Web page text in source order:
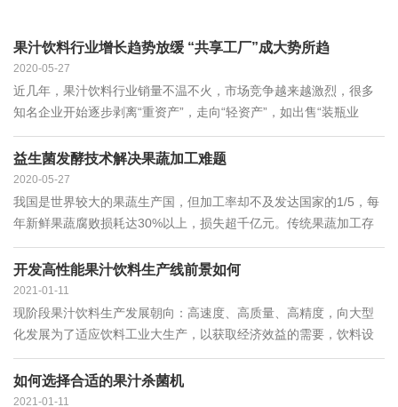
果汁饮料行业增长趋势放缓 “共享工厂”成大势所趋
2020-05-27
近几年，果汁饮料行业销量不温不火，市场竞争越来越激烈，很多
知名企业开始逐步剥离“重资产”，走向“轻资产”，如出售“装瓶业
务”、出售工厂，进而出现产能过剩的情况，急需寻找适合的模式来
实现剩余产能的有效配置，而在“共享经济”的热潮影响下，未来“共
享工厂”“共享产能”有望解决这一问题。
益生菌发酵技术解决果蔬加工难题
2020-05-27
我国是世界较大的果蔬生产国，但加工率却不及发达国家的1/5，每
年新鲜果蔬腐败损耗达30%以上，损失超千亿元。传统果蔬加工存
在能耗高、污染大、生产周期长、口感欠佳、营养损失大等诸多问
题，亟须寻求先进的果蔬精深加工技术加以解决。
开发高性能果汁饮料生产线前景如何
2021-01-11
现阶段果汁饮料生产发展朝向：高速度、高质量、高精度，向大型
化发展为了适应饮料工业大生产，以获取经济效益的需要，饮料设
备越来越趋向于大型化。设备多功能化一体多用，适应多种液体、
多种瓶型的灌装和封口。可进行茶饮料、咖啡饮料、豆乳饮料和果
汁饮料等多种饮料的热灌装，也可进行玻璃瓶和聚酯瓶的灌装。饮
如何选择合适的果汁杀菌机
2021-01-11